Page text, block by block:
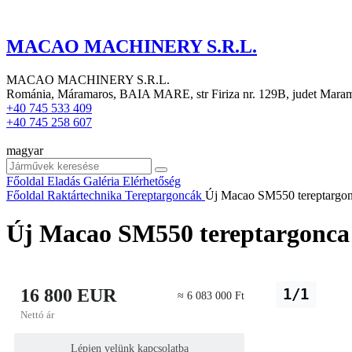
MACAO MACHINERY S.R.L.
MACAO MACHINERY S.R.L.
Románia, Máramaros, BAIA MARE, str Firiza nr. 129B, judet
+40 745 533 409
+40 745 258 607
magyar
Főoldal Eladás Galéria Elérhetőség
Főoldal Raktártechnika Tereptargoncák Új Macao SM550
Új Macao SM550 tereptargonca
1/1
16 800 EUR
Nettó ár
≈ 6 083 000 Ft
Lépjen velünk kapcsolatba